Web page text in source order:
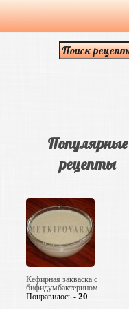
Популярные
рецепты
Кефирная закваска с
бифидумбактерином
Понравилось - 20